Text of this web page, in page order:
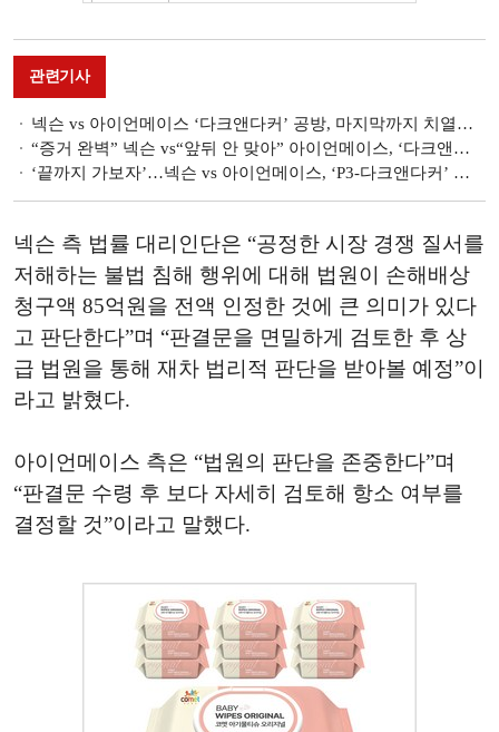
관련기사
넥슨 vs 아이언메이스 ‘다크앤다커’ 공방, 마지막까지 치열… 2월 결판
“증거 완벽” 넥슨 vs“앞뒤 안 맞아” 아이언메이스, ‘다크앤다커’ 표절 향방은
‘끝까지 가보자’…넥슨 vs 아이언메이스, ‘P3-다크앤다커’ 유사성 두고 대립 첨예
넥슨 측 법률 대리인단은 “공정한 시장 경쟁 질서를
저해하는 불법 침해 행위에 대해 법원이 손해배상
청구액 85억원을 전액 인정한 것에 큰 의미가 있다
고 판단한다”며 “판결문을 면밀하게 검토한 후 상
급 법원을 통해 재차 법리적 판단을 받아볼 예정”이
라고 밝혔다.
아이언메이스 측은 “법원의 판단을 존중한다”며
“판결문 수령 후 보다 자세히 검토해 항소 여부를
결정할 것”이라고 말했다.